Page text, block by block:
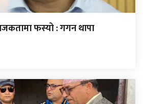
फस्यो : गगन थापा